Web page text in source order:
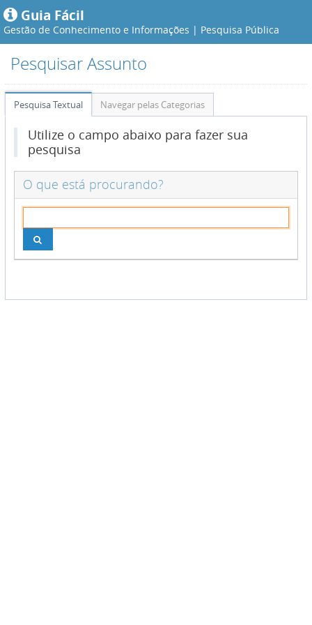
Guia Fácil
Gestão de Conhecimento e Informações | Pesquisa Pública
Pesquisar Assunto
Pesquisa Textual Navegar pelas Categorias
Utilize o campo abaixo para fazer sua
pesquisa
O que está procurando?